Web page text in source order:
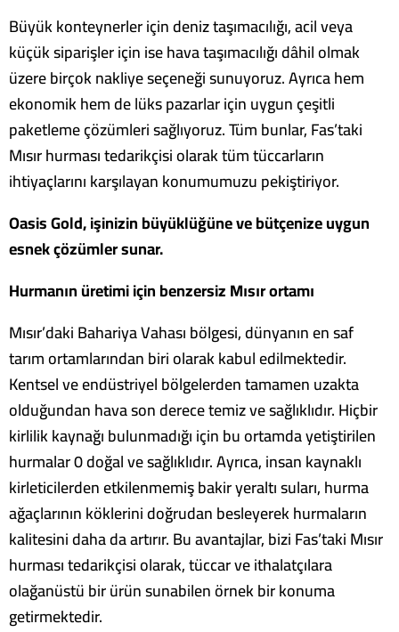
Büyük konteynerler için deniz taşımacılığı, acil veya
küçük siparişler için ise hava taşımacılığı dâhil olmak
üzere birçok nakliye seçeneği sunuyoruz. Ayrıca hem
ekonomik hem de lüks pazarlar için uygun çeşitli
paketleme çözümleri sağlıyoruz. Tüm bunlar, Fas’taki
Mısır hurması tedarikçisi olarak tüm tüccarların
ihtiyaçlarını karşılayan konumumuzu pekiştiriyor.
Oasis Gold, işinizin büyüklüğüne ve bütçenize uygun
esnek çözümler sunar.
Hurmanın üretimi için benzersiz Mısır ortamı
Mısır’daki Bahariya Vahası bölgesi, dünyanın en saf
tarım ortamlarından biri olarak kabul edilmektedir.
Kentsel ve endüstriyel bölgelerden tamamen uzakta
olduğundan hava son derece temiz ve sağlıklıdır. Hiçbir
kirlilik kaynağı bulunmadığı için bu ortamda yetiştirilen
hurmalar 0 doğal ve sağlıklıdır. Ayrıca, insan kaynaklı
kirleticilerden etkilenmemiş bakir yeraltı suları, hurma
ağaçlarının köklerini doğrudan besleyerek hurmaların
kalitesini daha da artırır. Bu avantajlar, bizi Fas’taki Mısır
hurması tedarikçisi olarak, tüccar ve ithalatçılara
olağanüstü bir ürün sunabilen örnek bir konuma
getirmektedir.